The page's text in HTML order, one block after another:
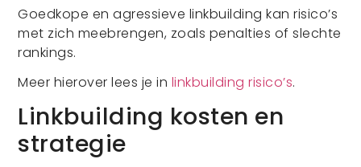
Goedkope en agressieve linkbuilding kan risico’s
met zich meebrengen, zoals penalties of slechte
rankings.
Meer hierover lees je in linkbuilding risico’s.
Linkbuilding kosten en
strategie